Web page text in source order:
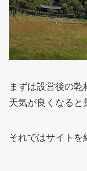
まずは設営後の乾
天気が良くなると
それではサイトを